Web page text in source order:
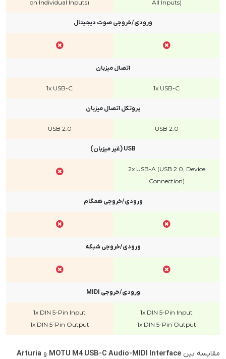
All Inputs)
on Individual Inputs)
ورودی/خروجی صوت دیجیتال
اتصال میزبان
1x USB-C
1x USB-C
پروتکل اتصال میزبان
USB 2.0
USB 2.0
USB (غیر میزبان)
2x USB-A (USB 2.0, Device
Connection)
ورودی/خروجی همگام
ورودی/خروجی شبکه
ورودی/خروجی MIDI
1x DIN 5-Pin Input
1x DIN 5-Pin Output
1x DIN 5-Pin Input
1x DIN 5-Pin Output
مقایسه بین MOTU M4 USB-C Audio-MIDI Interface و Arturia